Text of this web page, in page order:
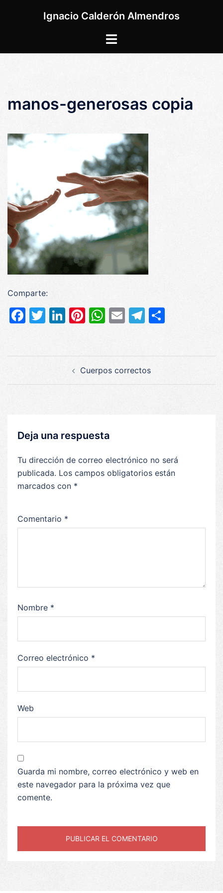
Ignacio Calderón Almendros
Alternar
manos-generosas copia
Comparte:
Facebook
Twitter
LinkedIn
Pinterest
WhatsApp
EmailTelegram
Cuerpos correctos
Deja una respuesta
Tu dirección de correo electrónico no será
publicada. Los campos obligatorios están
marcados con *
Comentario *
Nombre *
Correo electrónico *
Web
Guarda mi nombre, correo electrónico y web en
este navegador para la próxima vez que
comente.